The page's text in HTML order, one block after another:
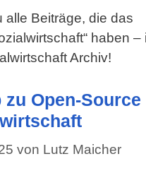
alle Beiträge, die das
haben –
Archiv!
Open-Source
von Lutz Maicher